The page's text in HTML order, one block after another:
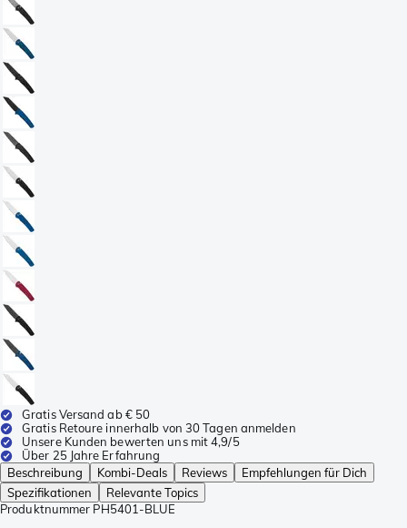
Gratis Versand ab € 50
Gratis Retoure innerhalb von 30 Tagen anmelden
Unsere Kunden bewerten uns mit 4,9/5
Über 25 Jahre Erfahrung
Beschreibung
Kombi-Deals Reviews
Empfehlungen für Dich
Spezifikationen
Relevante Topics
Produktnummer PH5401-BLUE